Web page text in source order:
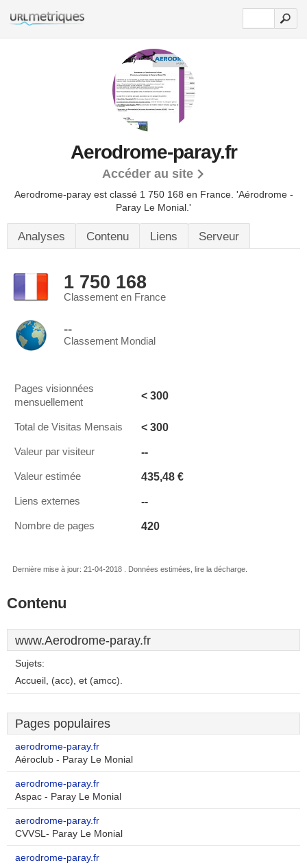
Aerodrome-paray.fr
Accéder au site
Aerodrome-paray est classé 1 750 168 en France. 'Aérodrome -
Paray Le Monial.'
Analyses Contenu Liens Serveur
1 750 168
Classement en France
--
Classement Mondial
Pages visionnées
mensuellement
< 300
Total de Visitas Mensais < 300
Valeur par visiteur --
Valeur estimée 435,48 €
Liens externes --
Nombre de pages 420
Dernière mise à jour: 21-04-2018 . Données estimées, lire la décharge.
Contenu
www.Aerodrome-paray.fr
Sujets:
Accueil, (acc), et (amcc).
Pages populaires
aerodrome-paray.fr
Aéroclub - Paray Le Monial
aerodrome-paray.fr
Aspac - Paray Le Monial
aerodrome-paray.fr
CVVSL- Paray Le Monial
aerodrome-paray.fr